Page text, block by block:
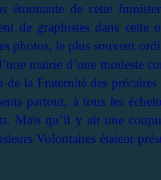
de cette
de graphistes dans cette
photos, le plus souvent
mairie d’une modeste
de la Fraternité des
partout, à tous les
Mais qu’il y ait une
Volontaires étaient